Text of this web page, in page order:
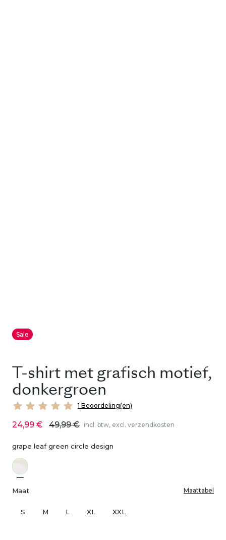
Sale
T-shirt met grafisch motief,
donkergroen
1 Beoordeling(en)
24,99 € 49,99 € incl. btw, excl. verzendkosten
grape leaf green circle design
Maat Maattabel
S M L XL XXL